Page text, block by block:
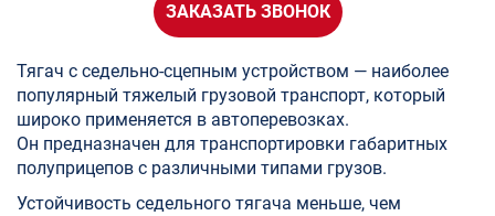
ЗАКАЗАТЬ ЗВОНОК
Тягач с седельно-сцепным устройством — наиболее
популярный тяжелый грузовой транспорт, который
широко применяется в автоперевозках.
Он предназначен для транспортировки габаритных
полуприцепов с различными типами грузов.
Устойчивость седельного тягача меньше, чем